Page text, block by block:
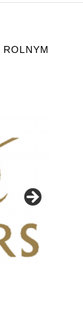
ROLNYM